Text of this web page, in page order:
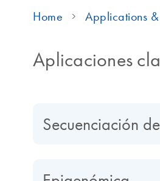
Home Applications &
Aplicaciones
Secuenciación